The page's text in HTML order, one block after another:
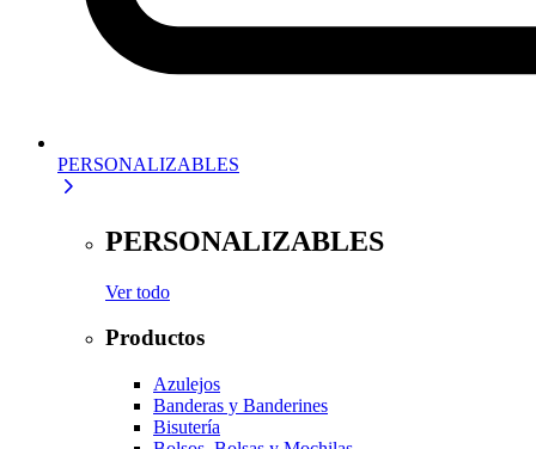
PERSONALIZABLES
PERSONALIZABLES
Ver todo
Productos
Azulejos
Banderas y Banderines
Bisutería